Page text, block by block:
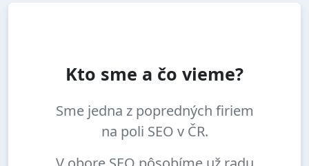
Kto sme a čo vieme?
Sme jedna z popredných firiem
na poli SEO v ČR.